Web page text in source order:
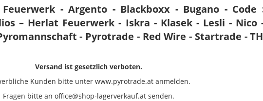
- Argento - Blackboxx - Bugano - Code
– Herlat Feuerwerk - Iskra - Klasek - Lesli -
- Pyrotrade - Red Wire - Startrade -
Versand ist gesetzlich verboten.
Kunden bitte unter www.pyrotrade.at anmelden.
Fragen bitte an office@shop-lagerverkauf.at senden.